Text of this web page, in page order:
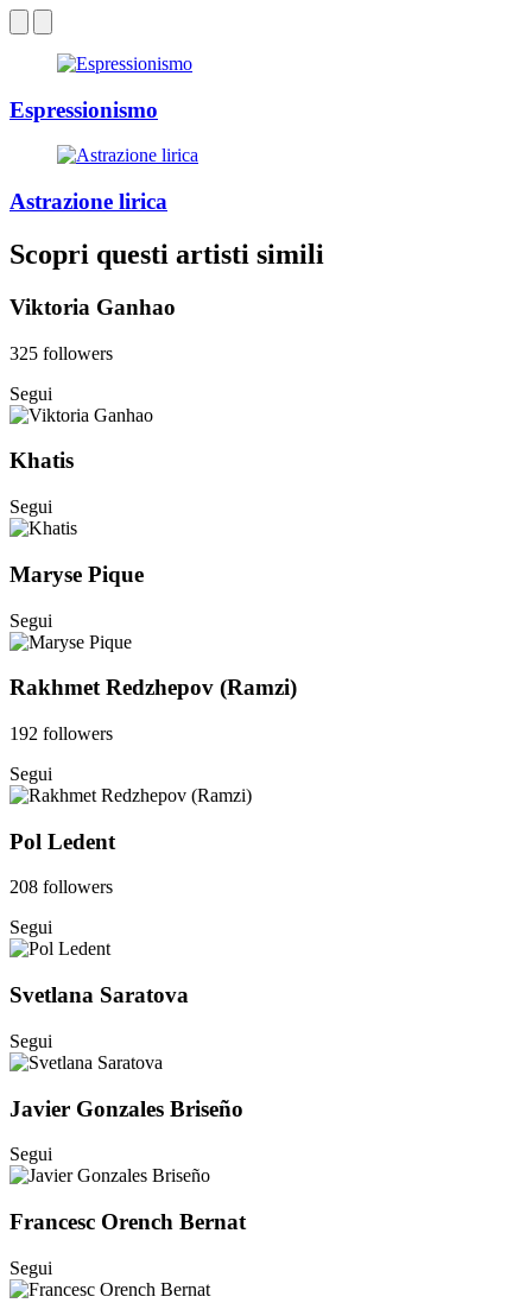
Espressionismo
Astrazione lirica
Scopri questi artisti simili
Viktoria Ganhao
325 followers
Segui
Khatis
Segui
Maryse Pique
Segui
Rakhmet Redzhepov (Ramzi)
192 followers
Segui
Pol Ledent
208 followers
Segui
Svetlana Saratova
Segui
Javier Gonzales Briseño
Segui
Francesc Orench Bernat
Segui